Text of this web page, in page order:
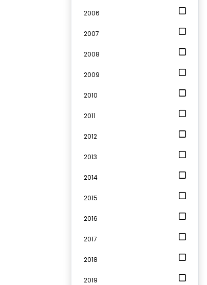
2006
2007
2008
2009
2010
2011
2012
2013
2014
2015
2016
2017
2018
2019